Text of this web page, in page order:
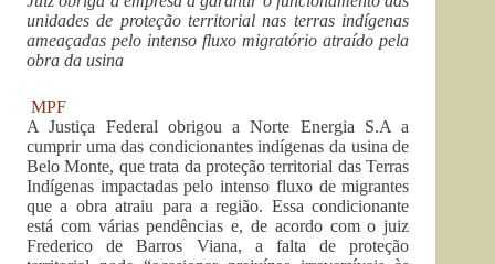
unidades de proteção territorial nas terras indígenas
ameaçadas pelo intenso fluxo migratório atraído pela
obra da usina
MPF
A Justiça Federal obrigou a Norte Energia S.A a
cumprir uma das condicionantes indígenas da usina de
Belo Monte, que trata da proteção territorial das Terras
Indígenas impactadas pelo intenso fluxo de migrantes
que a obra atraiu para a região. Essa condicionante
está com várias pendências e, de acordo com o juiz
Frederico de Barros Viana, a falta de proteção